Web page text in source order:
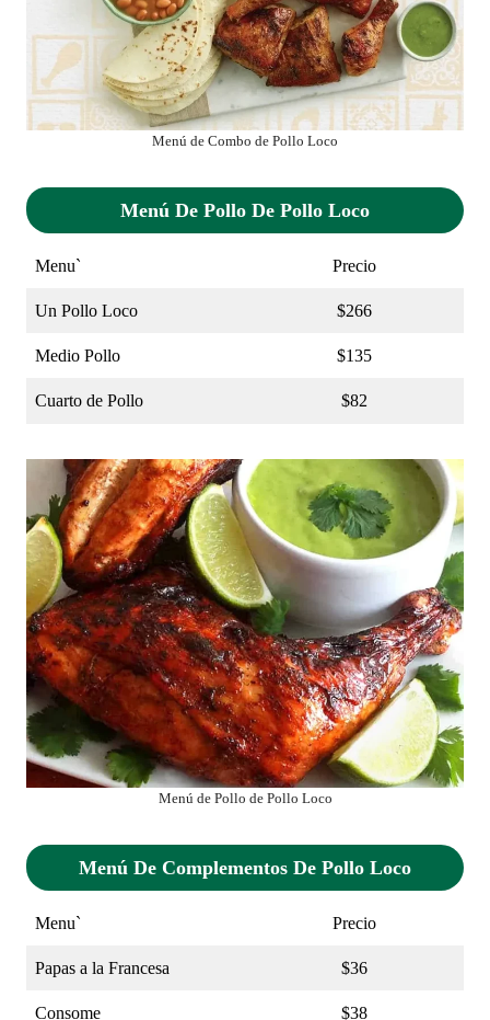
Menú de Combo de Pollo Loco
Menú De Pollo De Pollo Loco
Menu` Precio
Un Pollo Loco $266
Medio Pollo $135
Cuarto de Pollo $82
Menú de Pollo de Pollo Loco
Menú De Complementos De Pollo Loco
Menu` Precio
Papas a la Francesa $36
Consome $38